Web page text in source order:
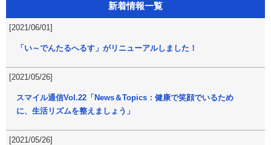
新着情報一覧
[2021/06/01]
「い～でんたるへるす」がリニューアルしました！
[2021/05/26]
スマイル通信Vol.22「News＆Topics：健康で笑顔でいるため
に、生活リズムを整えましょう」
[2021/05/26]